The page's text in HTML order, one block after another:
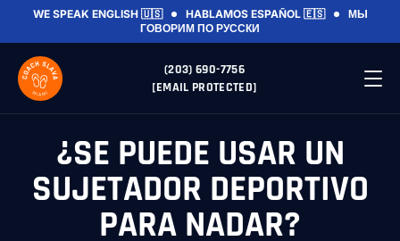
WE SPEAK ENGLISH 🇺🇸 HABLAMOS ESPAÑOL 🇪🇸
МЫ
ГОВОРИМ ПО РУССКИ
(203) 690-7756
[EMAIL PROTECTED]
¿SE PUEDE USAR UN
SUJETADOR DEPORTIVO
PARA NADAR?